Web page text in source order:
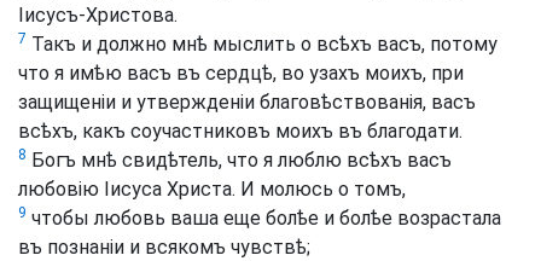
Іисусъ-Христова.
7 Такъ и должно мнѣ мыслить о всѣхъ васъ, потому
что я имѣю васъ въ сердцѣ, во узахъ моихъ, при
защищеніи и утвержденіи благовѣствованія, васъ
всѣхъ, какъ соучастниковъ моихъ въ благодати.
8 Богъ мнѣ свидѣтель, что я люблю всѣхъ васъ
любовію Іисуса Христа. И молюсь о томъ,
9 чтобы любовь ваша еще болѣе и болѣе возрастала
въ познаніи и всякомъ чувствѣ;